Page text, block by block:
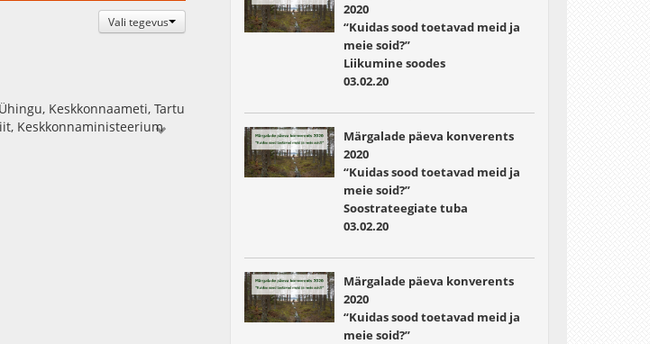
Vali tegevus
Keskkonnaameti, Tartu
Keskkonnaministeerium
2020
“Kuidas sood toetavad meid ja
meie soid?”
Liikumine soodes
03.02.20
Märgalade päeva konverents
2020
“Kuidas sood toetavad meid ja
meie soid?”
Soostrateegiate tuba
03.02.20
Märgalade päeva konverents
2020
“Kuidas sood toetavad meid ja
meie soid?”